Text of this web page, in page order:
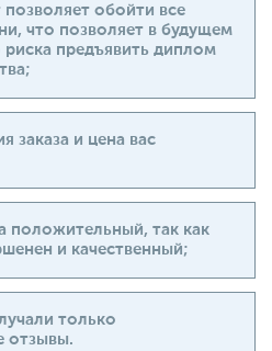
обойти все
что позволяет в будущем
риска предъявить диплом
заказа и цена вас
положительный, так как
и качественный;
только
отзывы.